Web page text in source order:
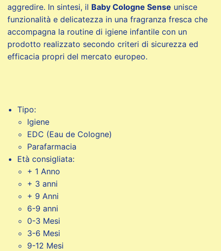
aggredire. In sintesi, il Baby Cologne Sense unisce
funzionalità e delicatezza in una fragranza fresca che
accompagna la routine di igiene infantile con un
prodotto realizzato secondo criteri di sicurezza ed
efficacia propri del mercato europeo.
Tipo:
Igiene
EDC (Eau de Cologne)
Parafarmacia
Età consigliata:
+ 1 Anno
+ 3 anni
+ 9 Anni
6-9 anni
0-3 Mesi
3-6 Mesi
9-12 Mesi